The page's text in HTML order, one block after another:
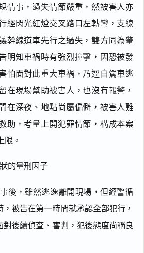
情事，過失情節嚴重，然被害人亦
經閃光紅燈交叉路口左轉彎，支線
幹線道車先行之過失，雙方同為肇
明知車禍時有強烈撞擊，因恐被發
怕面對此重大車禍，乃逕自駕車逃
在現場幫助被害人，也沒有報警，
在深夜、地點尚屬偏僻，被害人難
助，考量上開犯罪情節，構成本案
限。
的量刑因子
後，雖然逃逸離開現場，但經警循
，被告在第一時間就承認全部犯行，
對後續偵查、審判，犯後態度尚稱良